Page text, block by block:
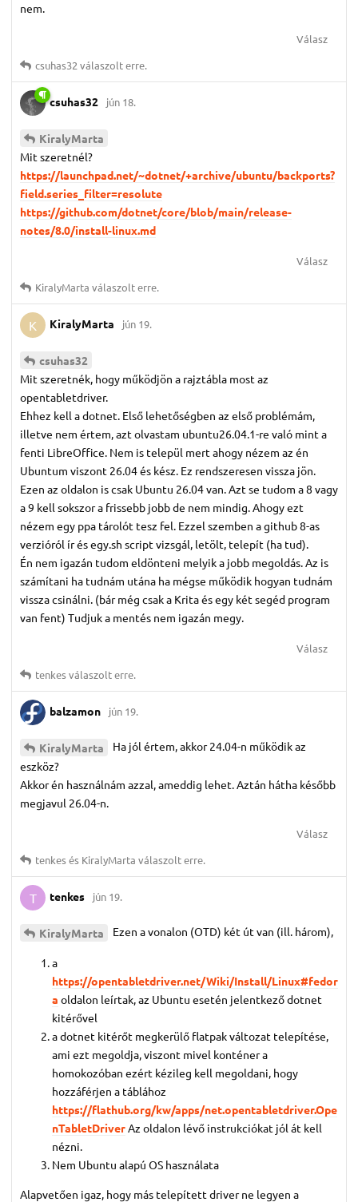
nem.
Válasz
csuhas32válaszolt erre.
csuhas32 jún 18.
KiralyMarta
Mit szeretnél?
https://launchpad.net/~dotnet/+archive/ubuntu/backports?
field.series_filter=resolute
https://github.com/dotnet/core/blob/main/release-
notes/8.0/install-linux.md
Válasz
KiralyMarta válaszolt erre.
K KiralyMarta jún 19.
csuhas32
Mit szeretnék, hogy működjön a rajztábla most az
opentabletdriver.
Ehhez kell a dotnet. Első lehetőségben az első problémám,
illetve nem értem, azt olvastam ubuntu26.04.1-re való mint a
fenti LibreOffice. Nem is települ mert ahogy nézem az én
Ubuntum viszont 26.04 és kész. Ez rendszeresen vissza jön.
Ezen az oldalon is csak Ubuntu 26.04 van. Azt se tudom a 8 vagy
a 9 kell sokszor a frissebb jobb de nem mindig. Ahogy ezt
nézem egy ppa tárolót tesz fel. Ezzel szemben a github 8-as
verzióról ír és egy.sh script vizsgál, letölt, telepít (ha tud).
Én nem igazán tudom eldönteni melyik a jobb megoldás. Az is
számítani ha tudnám utána ha mégse működik hogyan tudnám
vissza csinálni. (bár még csak a Krita és egy két segéd program
van fent) Tudjuk a mentés nem igazán megy.
Válasz
tenkesválaszolt erre.
balzamon jún 19.
KiralyMarta
Ha jól értem, akkor 24.04-n működik az
eszköz?
Akkor én használnám azzal, ameddig lehet. Aztán hátha később
megjavul 26.04-n.
Válasz
tenkesés KiralyMarta válaszolt erre.
T tenkes jún 19.
KiralyMarta Ezen a vonalon (OTD) két út van (ill. három),
a
https://opentabletdriver.net/Wiki/Install/Linux#fedor
a oldalon leírtak, az Ubuntu esetén jelentkező dotnet
kitérővel
a dotnet kitérőt megkerülő flatpak változat telepítése,
ami ezt megoldja, viszont mivel konténer a
homokozóban ezért kézileg kell megoldani, hogy
hozzáférjen a táblához
https://flathub.org/kw/apps/net.opentabletdriver.Ope
nTabletDriverAz oldalon lévő instrukciókat jól át kell
nézni.
Nem Ubuntu alapú OS használata
Alapvetően igaz, hogy más telepített driver ne legyen a